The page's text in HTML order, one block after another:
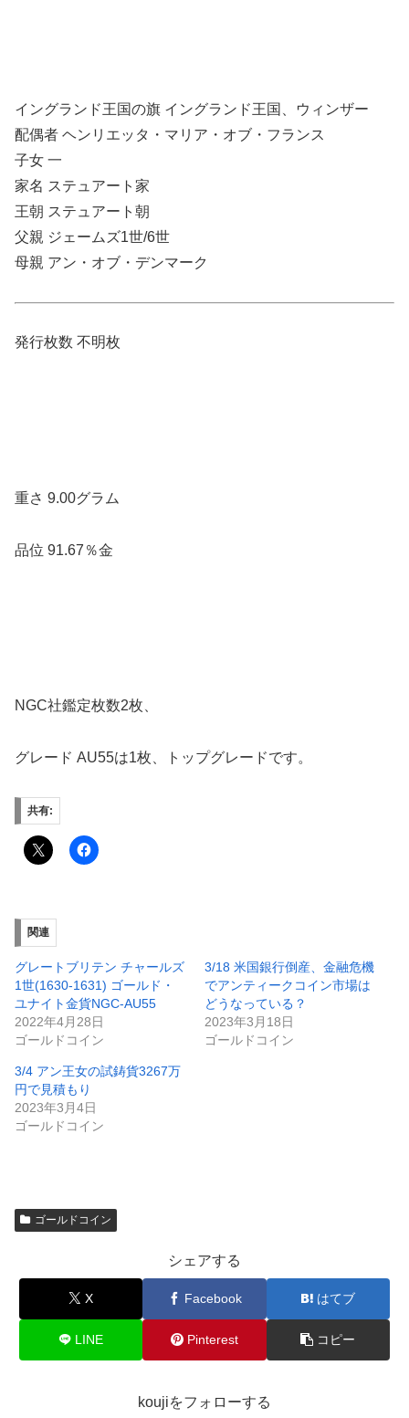
イングランド王国の旗 イングランド王国、ウィンザー
配偶者 ヘンリエッタ・マリア・オブ・フランス
子女 一
家名 ステュアート家
王朝 ステュアート朝
父親 ジェームズ1世/6世
母親 アン・オブ・デンマーク
発行枚数 不明枚
重さ 9.00グラム
品位 91.67％金
NGC社鑑定枚数2枚、
グレード AU55は1枚、トップグレードです。
共有:
関連
グレートブリテン チャールズ
1世(1630-1631) ゴールド・
ユナイト金貨NGC-AU55
2022年4月28日
ゴールドコイン
3/18 米国銀行倒産、金融危機
でアンティークコイン市場は
どうなっている？
2023年3月18日
ゴールドコイン
3/4 アン王女の試鋳貨3267万
円で見積もり
2023年3月4日
ゴールドコイン
ゴールドコイン
シェアする
X Facebook はてブ
LINE Pinterest コピー
koujiをフォローする